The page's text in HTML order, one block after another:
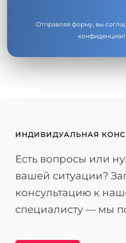
Отправляя форму, вы
ИНДИВИДУАЛЬНАЯ
Есть вопросы или
вашей ситуации?
консультацию к
специалисту — мы